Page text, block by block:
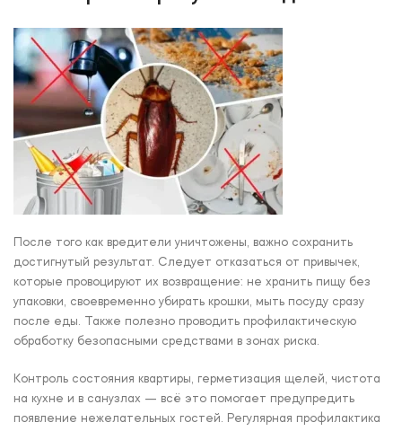
После того как вредители уничтожены, важно сохранить
достигнутый результат. Следует отказаться от привычек,
которые провоцируют их возвращение: не хранить пищу без
упаковки, своевременно убирать крошки, мыть посуду сразу
после еды. Также полезно проводить профилактическую
обработку безопасными средствами в зонах риска.
Контроль состояния квартиры, герметизация щелей, чистота
на кухне и в санузлах — всё это помогает предупредить
появление нежелательных гостей. Регулярная профилактика